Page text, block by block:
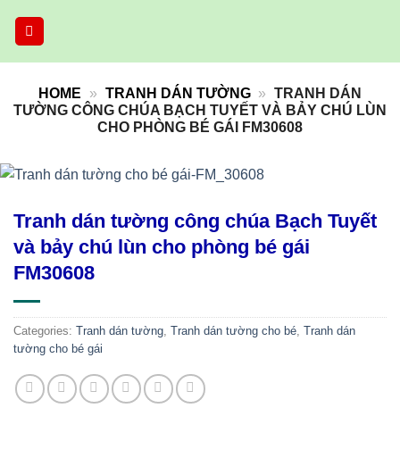
HOME » TRANH DÁN TƯỜNG » TRANH DÁN
TƯỜNG CÔNG CHÚA BẠCH TUYẾT VÀ BẢY CHÚ LÙN
CHO PHÒNG BÉ GÁI FM30608
Tranh dán tường công chúa Bạch Tuyết
và bảy chú lùn cho phòng bé gái
FM30608
Categories: Tranh dán tường, Tranh dán tường cho bé, Tranh dán
tường cho bé gái